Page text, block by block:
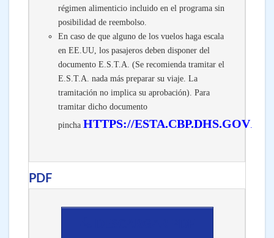
régimen alimenticio incluido en el programa sin
posibilidad de reembolso.
En caso de que alguno de los vuelos haga escala
en EE.UU, los pasajeros deben disponer del
documento E.S.T.A. (Se recomienda tramitar el
E.S.T.A. nada más preparar su viaje. La
tramitación no implica su aprobación). Para
tramitar dicho documento
pincha HTTPS://ESTA.CBP.DHS.GOV
PDF